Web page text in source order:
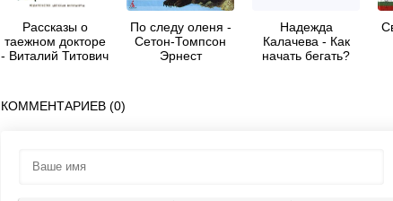
Рассказы о
таежном докторе
- Виталий Титович
По следу оленя -
Сетон-Томпсон
Эрнест
Надежда
Калачева - Как
начать бегать?
КОММЕНТАРИЕВ (0)